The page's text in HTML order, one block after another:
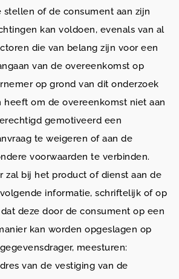
stellen of de consument aan zijn
kan voldoen, evenals van al
die van belang zijn voor een
van de overeenkomst op
op grond van dit onderzoek
heeft om de overeenkomst niet aan
gemotiveerd een
te weigeren of aan de
voorwaarden te verbinden.
zal bij het product of dienst aan de
informatie, schriftelijk of op
deze door de consument op een
kan worden opgeslagen op
meesturen:
van de vestiging van de